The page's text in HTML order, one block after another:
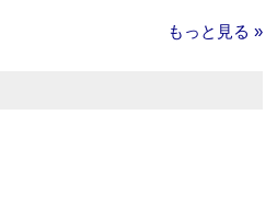
もっと見る »